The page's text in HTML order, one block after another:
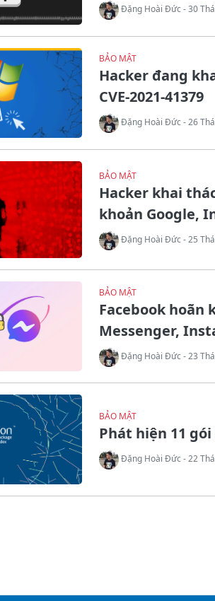
Đặng Hoài Đức - 30
BẢO MẬT
Hacker đang
CVE-2021-41379
Đặng Hoài Đức - 26
BẢO MẬT
Hacker khai
khoản Google,
Đặng Hoài Đức - 25
BẢO MẬT
Facebook hoãn
Messenger,
Đặng Hoài Đức - 23
BẢO MẬT
Phát hiện 11
Đặng Hoài Đức - 22